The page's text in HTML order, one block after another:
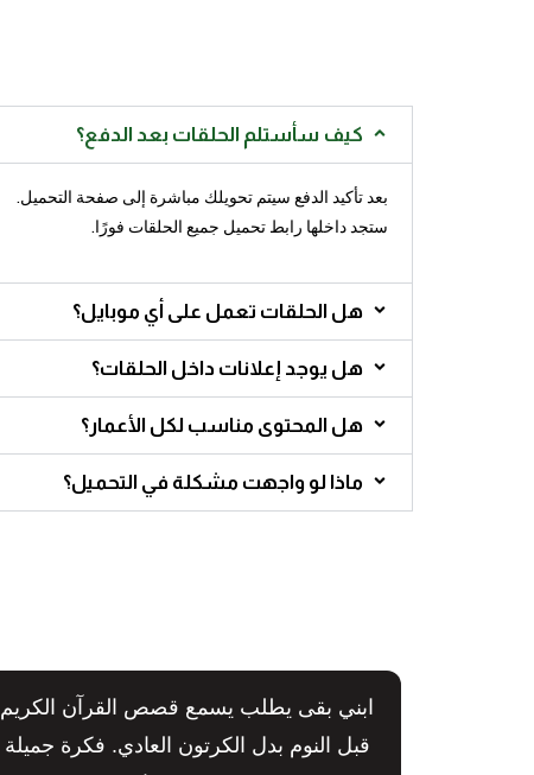
كيف سأستلم الحلقات بعد الدفع؟
بعد تأكيد الدفع سيتم تحويلك مباشرة إلى صفحة التحميل.
ستجد داخلها رابط تحميل جميع الحلقات فورًا.
هل الحلقات تعمل على أي موبايل؟
هل يوجد إعلانات داخل الحلقات؟
هل المحتوى مناسب لكل الأعمار؟
ماذا لو واجهت مشكلة في التحميل؟
ابني بقى يطلب يسمع قصص القرآن الكريم
قبل النوم بدل الكرتون العادي. فكرة جميلة